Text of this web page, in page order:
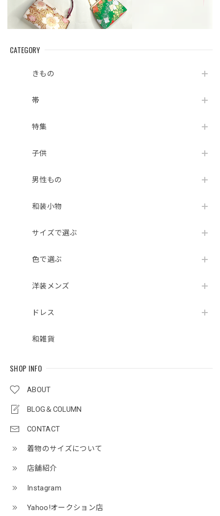
CATEGORY
きもの
帯
特集
子供
男性もの
和装小物
サイズで選ぶ
色で選ぶ
洋装メンズ
ドレス
和雑貨
SHOP INFO
ABOUT
BLOG＆COLUMN
CONTACT
着物のサイズについて
店舗紹介
Instagram
Yahoo!オークション店